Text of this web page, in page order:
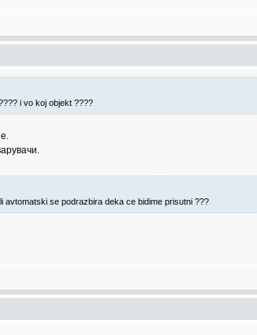
i vo koj objekt ????
avtomatski se podrazbira deka ce bidime prisutni ???